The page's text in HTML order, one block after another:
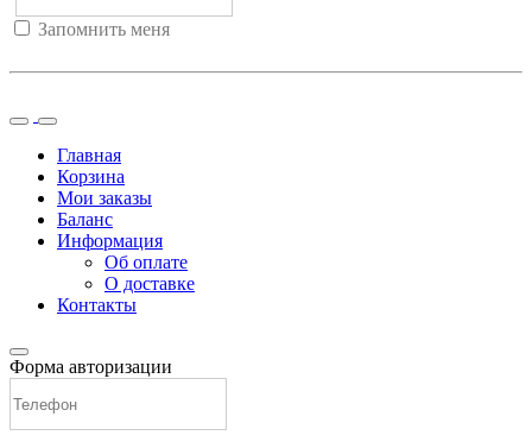
Запомнить меня
Главная
Корзина
Мои заказы
Баланс
Информация
Об оплате
О доставке
Контакты
Форма авторизации